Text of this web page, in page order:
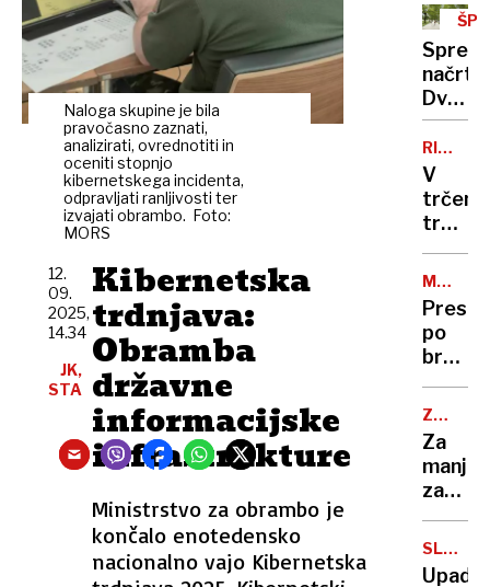
Naloga skupine je bila
pravočasno zaznati,
analizirati, ovrednotiti in
oceniti stopnjo
kibernetskega incidenta,
odpravljati ranljivosti ter
izvajati obrambo. Foto:
MORS
Kibernetska
trdnjava:
Obramba
državne
informacijske
infrastrukture
Ministrstvo za obrambo je
končalo enotedensko
nacionalno vajo Kibernetska
12.
09.
2025,
14.34
JK,
STA
za
načrte:
za
curling
bo v
in ne
RIMSKE
TOPLICE
V
treh
avtov
umrl
72-
letnik,
je
hudo
MODNI
IMPERIJ
po
branju
kam
bodo
šle
Za
manj
proti
Italiji
prek
UČENCI
Upad